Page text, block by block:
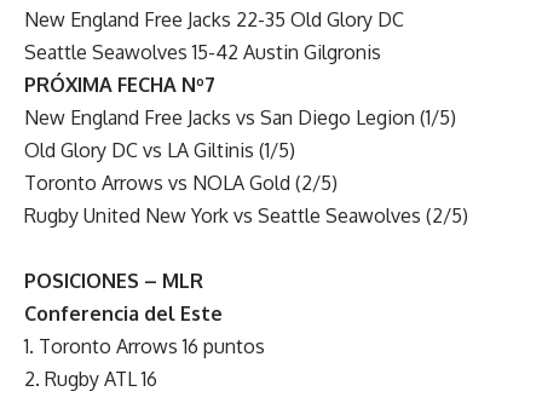
New England Free Jacks 22-35 Old Glory DC
Seattle Seawolves 15-42 Austin Gilgronis
PRÓXIMA FECHA Nº7
New England Free Jacks vs San Diego Legion (1/5)
Old Glory DC vs LA Giltinis (1/5)
Toronto Arrows vs NOLA Gold (2/5)
Rugby United New York vs Seattle Seawolves (2/5)
POSICIONES – MLR
Conferencia del Este
1. Toronto Arrows 16 puntos
2. Rugby ATL 16